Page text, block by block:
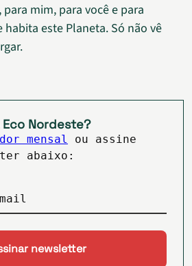
mim, para você e para
este Planeta. Só não vê
Eco Nordeste?
mensal
ou assine
abaixo: